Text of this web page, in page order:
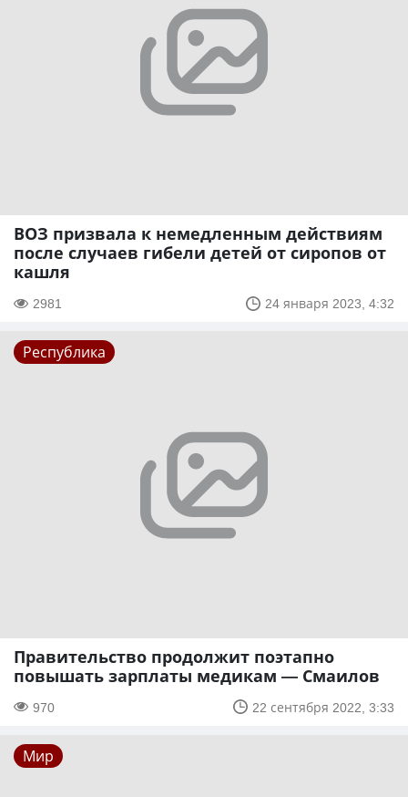
ВОЗ призвала к немедленным действиям
после случаев гибели детей от сиропов от
кашля
2981 24 января 2023, 4:32
Республика
Правительство продолжит поэтапно
повышать зарплаты медикам — Смаилов
970 22 сентября 2022, 3:33
Мир